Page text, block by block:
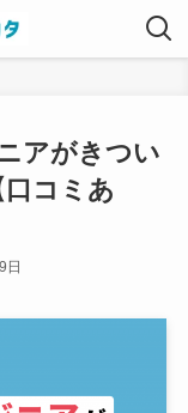
アがきつい
コミあ
日